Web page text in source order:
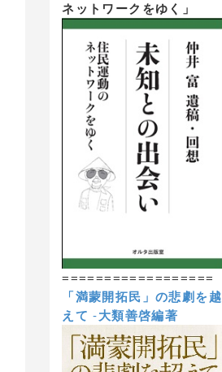
ネットワークをゆく」
==================
「満蒙開拓民」の悲劇を越
えて -大類善啓編著